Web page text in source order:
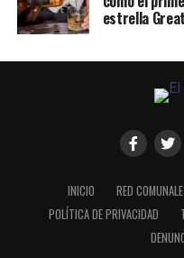
estrella
INICIO RED
POLÍTICA DE PRIVACIDAD